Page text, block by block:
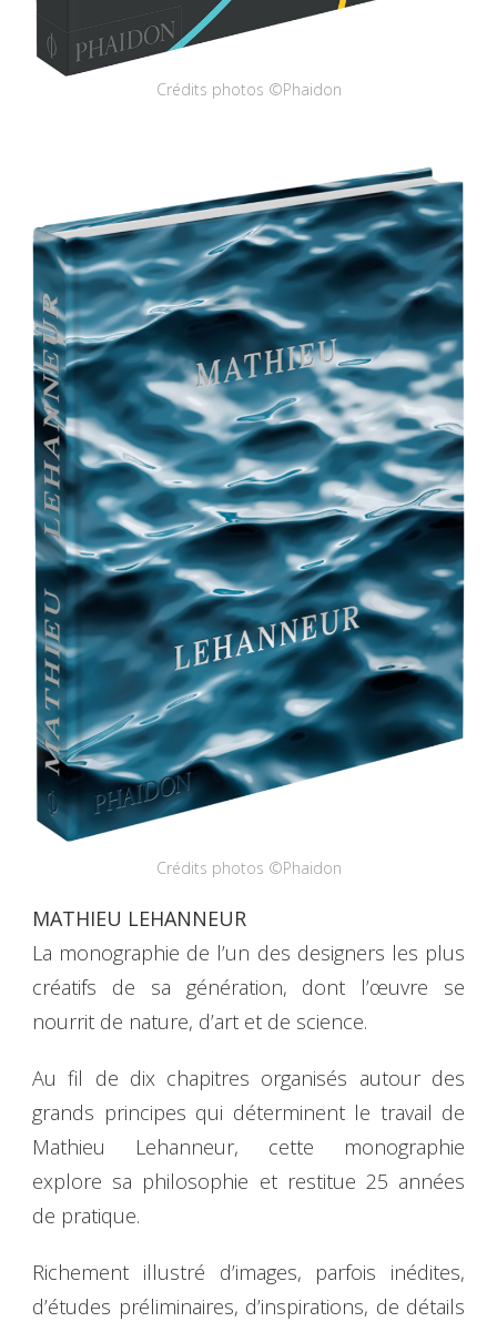
Crédits photos ©Phaidon
Crédits photos ©Phaidon
MATHIEU LEHANNEUR
La monographie de l’un des designers les plus
créatifs de sa génération, dont l’œuvre se
nourrit de nature, d’art et de science.
Au fil de dix chapitres organisés autour des
grands principes qui déterminent le travail de
Mathieu Lehanneur, cette monographie
explore sa philosophie et restitue 25 années
de pratique.
Richement illustré d’images, parfois inédites,
d’études préliminaires, d’inspirations, de détails